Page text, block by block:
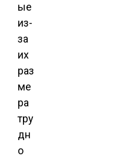
ые
из-
за
их
раз
ме
ра
тру
дн
о